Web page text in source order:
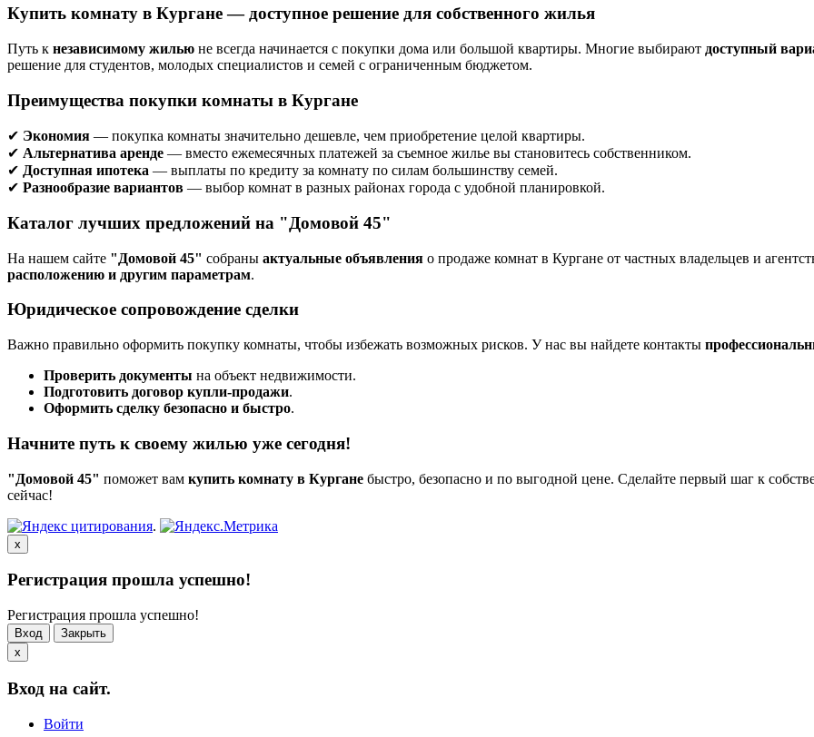
Купить комнату в Кургане — доступное решение для собственного жилья
Путь к независимому жилью не всегда начинается с покупки дома или большой квартиры. Многие выбирают доступный
решение для студентов, молодых специалистов и семей с ограниченным бюджетом.
Преимущества покупки комнаты в Кургане
✔ Экономия — покупка комнаты значительно дешевле, чем приобретение целой квартиры.
✔ Альтернатива аренде — вместо ежемесячных платежей за съемное жилье вы становитесь собственником.
✔ Доступная ипотека — выплаты по кредиту за комнату по силам большинству семей.
✔ Разнообразие вариантов — выбор комнат в разных районах города с удобной планировкой.
Каталог лучших предложений на "Домовой 45"
На нашем сайте "Домовой 45" собраны актуальные объявления о продаже комнат в Кургане от частных владельцев и
расположению и другим параметрам.
Юридическое сопровождение сделки
Важно правильно оформить покупку комнаты, чтобы избежать возможных рисков. У нас вы найдете контакты
Проверить документы на объект недвижимости.
Подготовить договор купли-продажи.
Оформить сделку безопасно и быстро.
Начните путь к своему жилью уже сегодня!
"Домовой 45" поможет вам купить комнату в Кургане быстро, безопасно и по выгодной цене. Сделайте первый шаг к
сейчас!
.
x
Регистрация прошла успешно!
Регистрация прошла успешно!
Вход
Закрыть
x
Вход на сайт.
Войти